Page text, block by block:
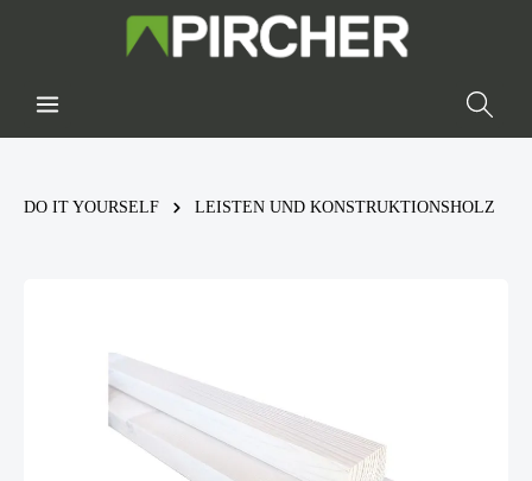
DO IT YOURSELF LEISTEN UND KONSTRUKTIONSHOLZ